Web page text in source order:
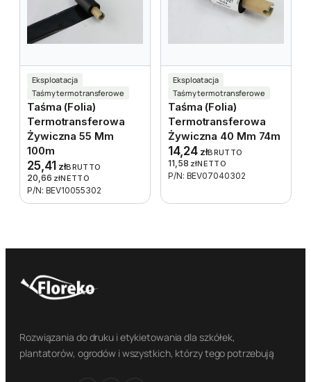
Eksploatacja
Taśmy termotransferowe
Taśma (folia)
Termotransferowa
Żywiczna 55 Mm
100m
25,41 złBRUTTO
20,66 złNETTO
P/N: BEV10055302
Eksploatacja
Taśmy termotransferowe
Taśma (folia)
Termotransferowa
Żywiczna 40 Mm 74m
14,24 złBRUTTO
11,58 złNETTO
P/N: BEV07040302
Rozwiązania do druku i etykietowania dla szkółek,
plantatorów, ogrodów i wszystkich, którzy tego potrzebują